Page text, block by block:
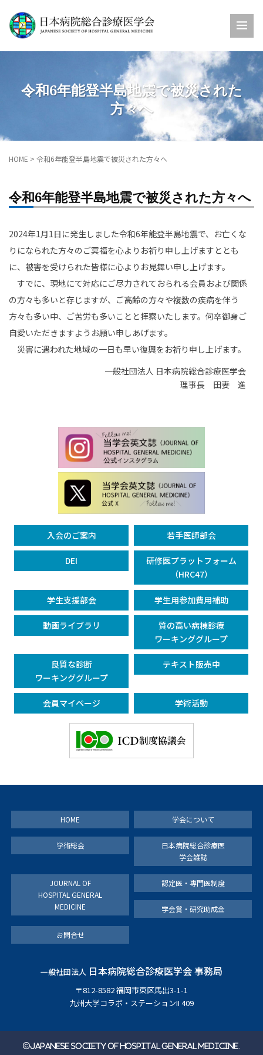
令和6年能登半島地震で被災された
方々へ
HOME > 令和6年能登半島地震で被災された方々へ
令和6年能登半島地震で被災された方々へ
2024年1月1日に発生しました令和6年能登半島地震で、お亡くな
りになられた方々のご冥福を心よりお祈り申し上げますととも
に、被害を受けられた皆様に心よりお見舞い申し上げます。
すでに、現地にて対応にご尽力されておられる会員および関係
の方々も多いと存じますが、ご高齢の方々や複数の疾病を伴う
方々も多い中、ご苦労も多いことと拝察いたします。何卒御身ご
自愛いただきますようお願い申しあげます。
災害に遇われた地域の一日も早い復興をお祈り申し上げます。
一般社団法人 日本病院総合診療医学会
理事長 田妻 進
入会のご案内 若手医師部会
DEI
研修医プラットフォーム
（HRC47）
学生支援部会 学生用参加費用補助
動画ライブラリ
質の高い病棟診療
ワーキンググループ
良質な診断
ワーキンググループ
テキスト販売中
会員マイページ 学術活動
HOME 学会について
学術総会
日本病院総合診療医
学会雑誌
JOURNAL OF
HOSPITAL GENERAL
MEDICINE
認定医・専門医制度
学会賞・研究助成金
お問合せ
一般社団法人 日本病院総合診療医学会 事務局
〒812-8582 福岡市東区馬出3-1-1
九州大学コラボ・ステーションII 409